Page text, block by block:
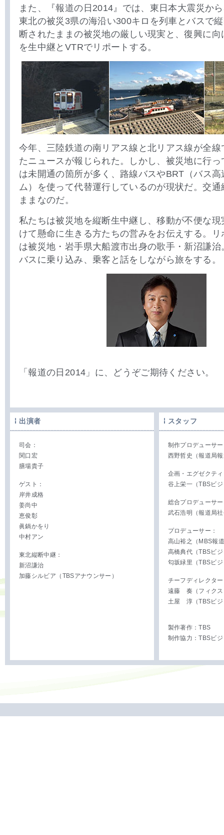
また、『報道の日2014』では、東日本大震災か
東北の被災3県の海沿い300キロを列車とバスで
断されたままの被災地の厳しい現実と、復興に
を生中継とVTRでリポートする。
今年、三陸鉄道の南リアス線と北リアス線が全
たニュースが報じられた。しかし、被災地に行
は未開通の箇所が多く、路線バスやBRT（バス
ム）を使って代替運行しているのが現状だ。交
ままなのだ。
私たちは被災地を縦断生中継し、移動が不便な
けて懸命に生きる方たちの営みをお伝えする。
は被災地・岩手県大船渡市出身の歌手・新沼謙
バスに乗り込み、乗客と話をしながら旅をする。
「報道の日2014」に、どうぞご期待ください。
出演者
司会：
関口宏
膳場貴子
ゲスト：
岸井成格
姜尚中
恵俊彰
眞鍋かをり
中村アン
東北縦断中継：
新沼謙治
加藤シルビア（TBSアナウンサー）
スタッフ
制作プロデューサ
西野哲史（報道局
企画・エグゼクテ
谷上栄一（TBSビ
総合プロデューサ
武石浩明（報道局
プロデューサー：
高山裕之（MBS報
高橋典代（TBSビ
匂坂緑里（TBSビ
チーフディレクタ
遠藤 奏（フィクス
土屋 淳（TBSビジ
製作著作：TBS
制作協力：TBSビ